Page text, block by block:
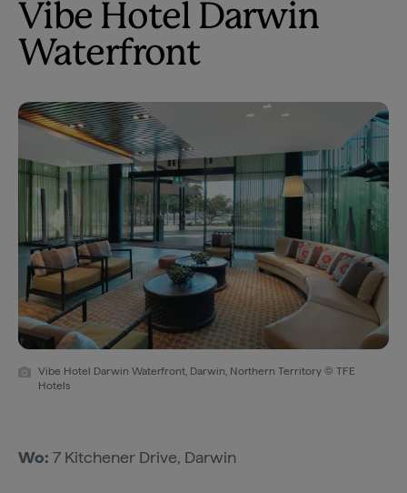
Vibe Hotel Darwin
Waterfront
Vibe Hotel Darwin Waterfront, Darwin, Northern Territory © TFE
Hotels
Wo: 7 Kitchener Drive, Darwin